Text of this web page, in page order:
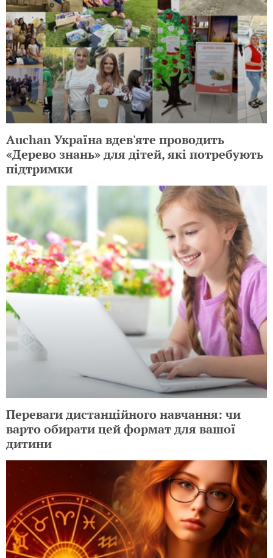
Auchan Україна вдев'яте проводить
«Дерево знань» для дітей, які потребують
підтримки
Переваги дистанційного навчання: чи
варто обирати цей формат для вашої
дитини